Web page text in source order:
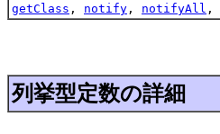
getClass , notify , notifyAll ,
列挙型定数の詳細